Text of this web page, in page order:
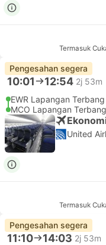
Termasuk
Pengesahan segera
10:01 12:54 2j 53m
EWR Lapangan
MCO Lapangan
United
Termasuk
Pengesahan segera
11:10 14:03 2j 53m